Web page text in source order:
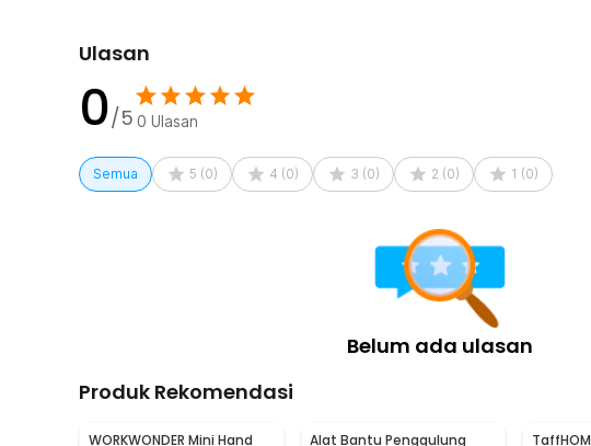
Ulasan
0/5 0 Ulasan
Semua 5 (0) 4 (0) 3 (0) 2 (0) 1 (0)
Belum ada ulasan
Produk Rekomendasi
WORKWONDER Mini Hand
Alat Bantu Penggulung